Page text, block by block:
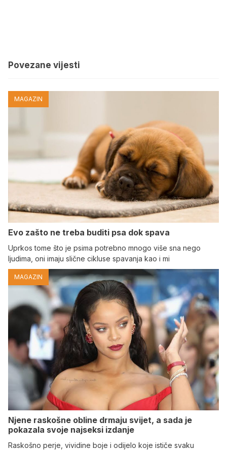
Povezane vijesti
MAGAZIN
Evo zašto ne treba buditi psa dok spava
Uprkos tome što je psima potrebno mnogo više sna nego
ljudima, oni imaju slične cikluse spavanja kao i mi
MAGAZIN
Njene raskošne obline drmaju svijet, a sada je
pokazala svoje najseksi izdanje
Raskošno perje, vividine boje i odijelo koje ističe svaku